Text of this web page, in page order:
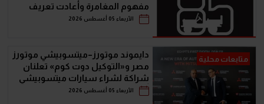
مفهوم المغامرة وأعادت تعريف
سيارات الـ SUV
الأربعاء 05 أغسطس 2026
متابعات محلية
دايموند موتورز–ميتسوبيشي موتورز
مصر و«التوكيل دوت كوم» تعلنان
شراكة لشراء سيارات ميتسوبيشي
أونلاين
الأربعاء 05 أغسطس 2026